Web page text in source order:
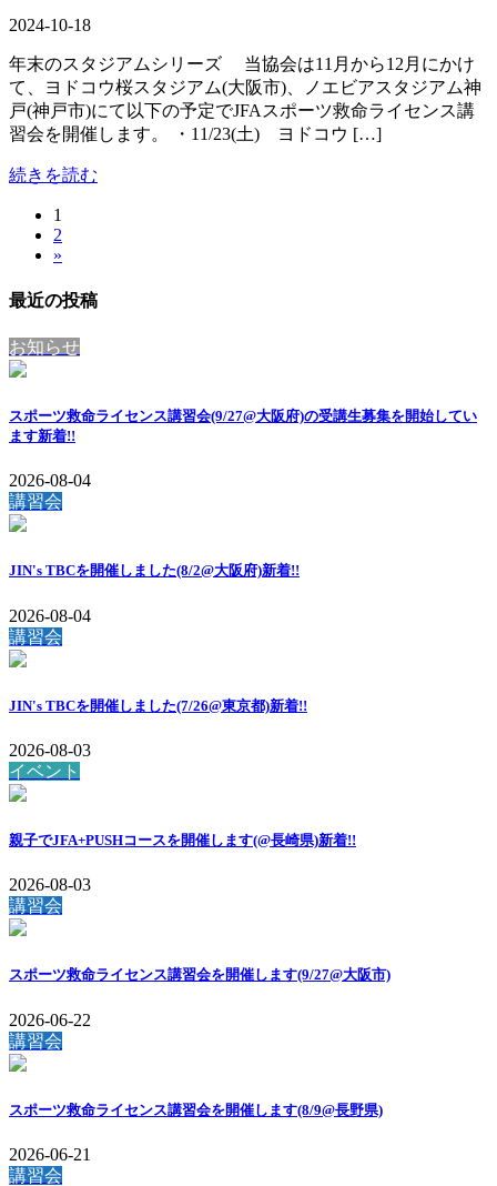
2024-10-18
年末のスタジアムシリーズ 当協会は11月から12月にかけ
て、ヨドコウ桜スタジアム(大阪市)、ノエビアスタジアム神
戸(神戸市)にて以下の予定でJFAスポーツ救命ライセンス講
習会を開催します。 ・11/23(土) ヨドコウ […]
続きを読む
の
ー
送
り
固
定
ペ
ジ
1
固
定
ー
2
»
最近の投稿
お知らせ
スポーツ救命ライセンス講習会(9/27@大阪府)の受講生募集を開始してい
ます新着!!
2026-08-04
講習会
JIN's TBCを開催しました(8/2@大阪府)新着!!
2026-08-04
講習会
JIN's TBCを開催しました(7/26@東京都)新着!!
2026-08-03
イベント
親子でJFA+PUSHコースを開催します(@長崎県)新着!!
2026-08-03
講習会
スポーツ救命ライセンス講習会を開催します(9/27@大阪市)
2026-06-22
講習会
スポーツ救命ライセンス講習会を開催します(8/9@長野県)
2026-06-21
講習会